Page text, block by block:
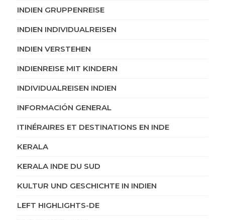
INDIEN GRUPPENREISE
INDIEN INDIVIDUALREISEN
INDIEN VERSTEHEN
INDIENREISE MIT KINDERN
INDIVIDUALREISEN INDIEN
INFORMACIÓN GENERAL
ITINÉRAIRES ET DESTINATIONS EN INDE
KERALA
KERALA INDE DU SUD
KULTUR UND GESCHICHTE IN INDIEN
LEFT HIGHLIGHTS-DE